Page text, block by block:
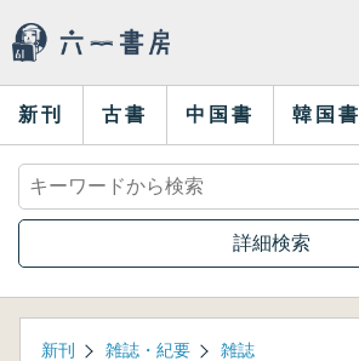
新刊 古書 中国書 韓国書
詳細検索
新刊 雑誌・紀要 雑誌